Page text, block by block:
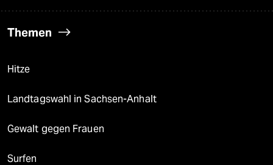
Themen
Hitze
Landtagswahl in Sachsen-Anhalt
Gewalt gegen Frauen
Surfen